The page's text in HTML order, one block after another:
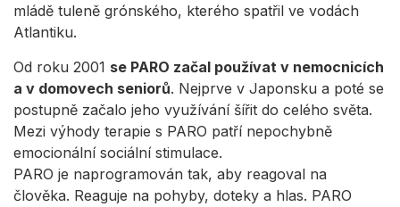
mládě tuleně grónského, kterého spatřil ve vodách
Atlantiku.
Od roku 2001 se PARO začal používat v nemocnicích
a v domovech seniorů. Nejprve v Japonsku a poté se
postupně začalo jeho využívání šířit do celého světa.
Mezi výhody terapie s PARO patří nepochybně
emocionální sociální stimulace.
PARO je naprogramován tak, aby reagoval na
člověka. Reaguje na pohyby, doteky a hlas. PARO